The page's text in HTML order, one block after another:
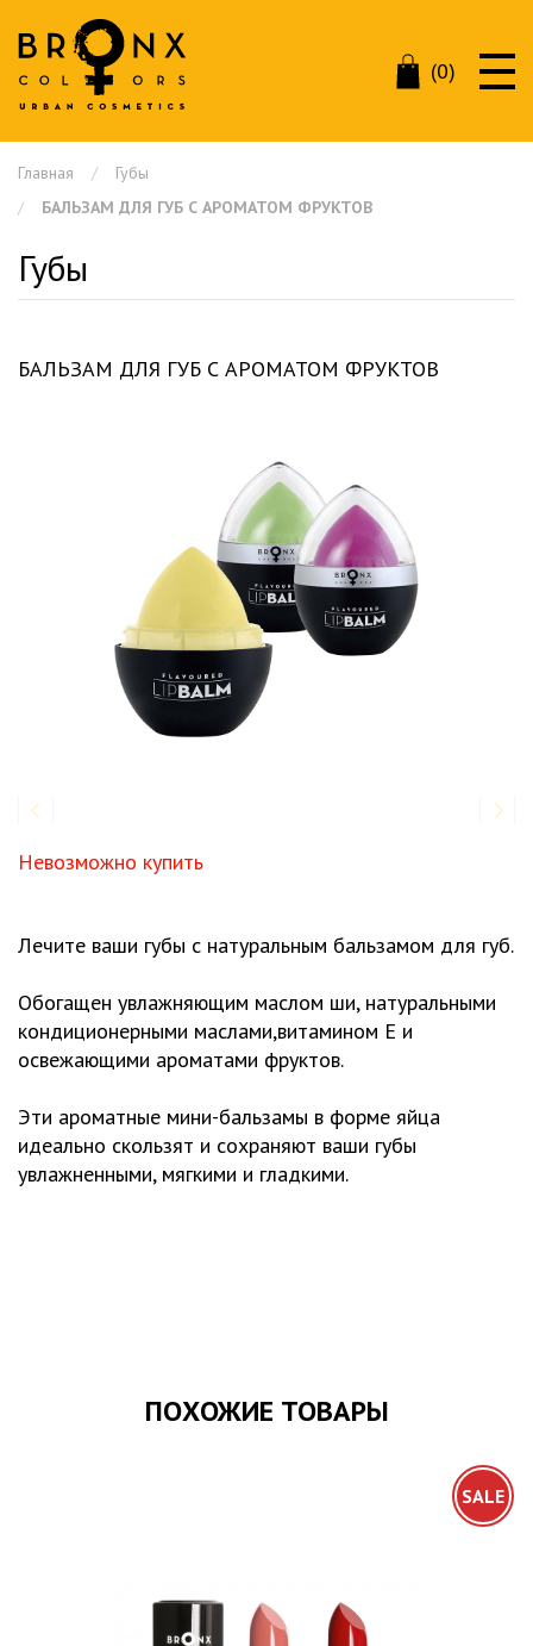
(0)
Главная
Губы
БАЛЬЗАМ ДЛЯ ГУБ С АРОМАТОМ ФРУКТОВ
Губы
БАЛЬЗАМ ДЛЯ ГУБ С АРОМАТОМ ФРУКТОВ
Лечите ваши губы с натуральным бальзамом для губ.
Обогащен увлажняющим маслом ши, натуральными
кондиционерными маслами,витамином E и
освежающими ароматами фруктов.
Эти ароматные мини-бальзамы в форме яйца
идеально скользят и сохраняют ваши губы
увлажненными, мягкими и гладкими.
Невозможно купить
ПОХОЖИЕ ТОВАРЫ
SALE